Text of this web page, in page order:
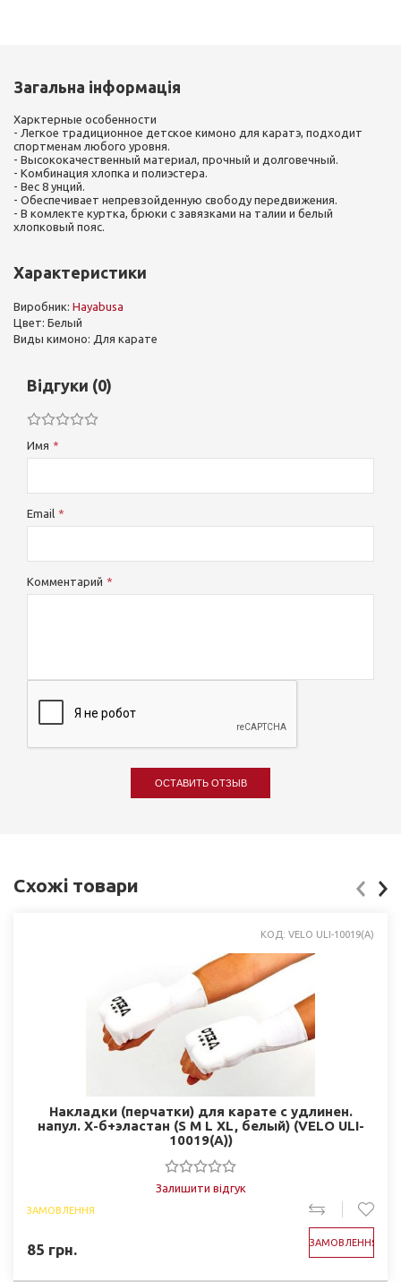
Загальна інформація
Харктерные особенности
- Легкое традиционное детское кимоно для каратэ, подходит
спортменам любого уровня.
- Высококачественный материал, прочный и долговечный.
- Комбинация хлопка и полиэстера.
- Вес 8 унций.
- Обеспечивает непревзойденную свободу передвижения.
- В комлекте куртка, брюки с завязками на талии и белый
хлопковый пояс.
Характеристики
Виробник: Hayabusa
Цвет: Белый
Виды кимоно: Для карате
Відгуки (0)
Имя
Email
Комментарий
ОСТАВИТЬ ОТЗЫВ
Схожі товари
КОД: VELO ULI-10019(A)
Накладки (перчатки) для карате с удлинен.
напул. Х-б+эластан (S M L XL, белый) (VELO ULI-
10019(A))
Залишити відгук
ЗАМОВЛЕННЯ
85 грн. ЗАМОВЛЕННЯ